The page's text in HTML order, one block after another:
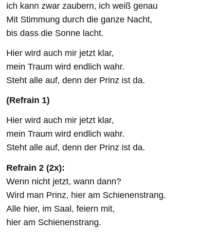
ich kann zwar zaubern, ich weiß genau
Mit Stimmung durch die ganze Nacht,
bis dass die Sonne lacht.
Hier wird auch mir jetzt klar,
mein Traum wird endlich wahr.
Steht alle auf, denn der Prinz ist da.
(Refrain 1)
Hier wird auch mir jetzt klar,
mein Traum wird endlich wahr.
Steht alle auf, denn der Prinz ist da.
Refrain 2 (2x):
Wenn nicht jetzt, wann dann?
Wird man Prinz, hier am Schienenstrang.
Alle hier, im Saal, feiern mit,
hier am Schienenstrang.